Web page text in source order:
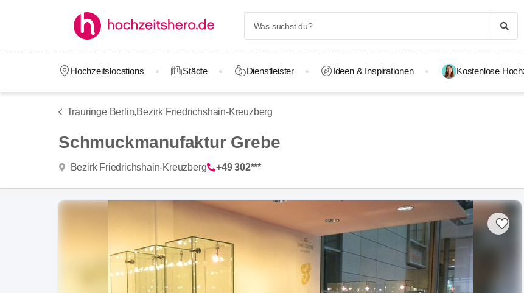
Hochzeitslocations Städte Dienstleister Ideen & Inspirationen Kostenlose
Trauringe Berlin,Bezirk Friedrichshain-Kreuzberg
Schmuckmanufaktur Grebe
Bezirk Friedrichshain-Kreuzberg +49 302***